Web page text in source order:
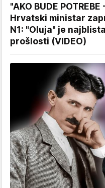
"AKO BUDE
Hrvatski ministar
N1: "Oluja" je
prošlosti (VIDEO)